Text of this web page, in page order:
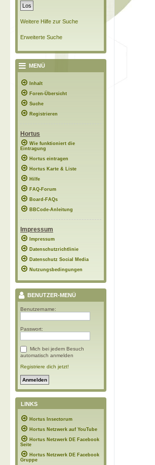
Weitere Hilfe zur Suche
Erweiterte Suche
MENÜ
Inhalt
Foren-Übersicht
Suche
Registrieren
Hortus
Wie funktioniert die
Eintragung
Hortus eintragen
Hortus Karte & Liste
Hilfe
FAQ-Forum
Board-FAQs
BBCode-Anleitung
Impressum
Impressum
Datenschutzrichtlinie
Datenschutz Social Media
Nutzungsbedingungen
BENUTZER-MENÜ
Benutzername:
Passwort:
Mich bei jedem Besuch
automatisch anmelden
Registriere dich jetzt!
LINKS
Hortus Insectorum
Hortus Netzwerk auf YouTube
Hortus Netzwerk DE Facebook
Seite
Hortus Netzwerk DE Facebook
Gruppe